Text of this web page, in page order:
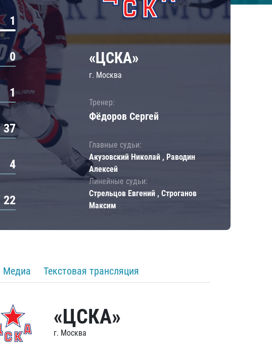
1
0
1
37
4
22
«ЦСКА»
г. Москва
Тренер:
Фёдоров Сергей
Главные судьи:
Акузовский Николай , Раводин
Алексей
Линейные судьи:
Стрельцов Евгений , Строганов
Максим
Медиа Текстовая трансляция
«ЦСКА»
г. Москва